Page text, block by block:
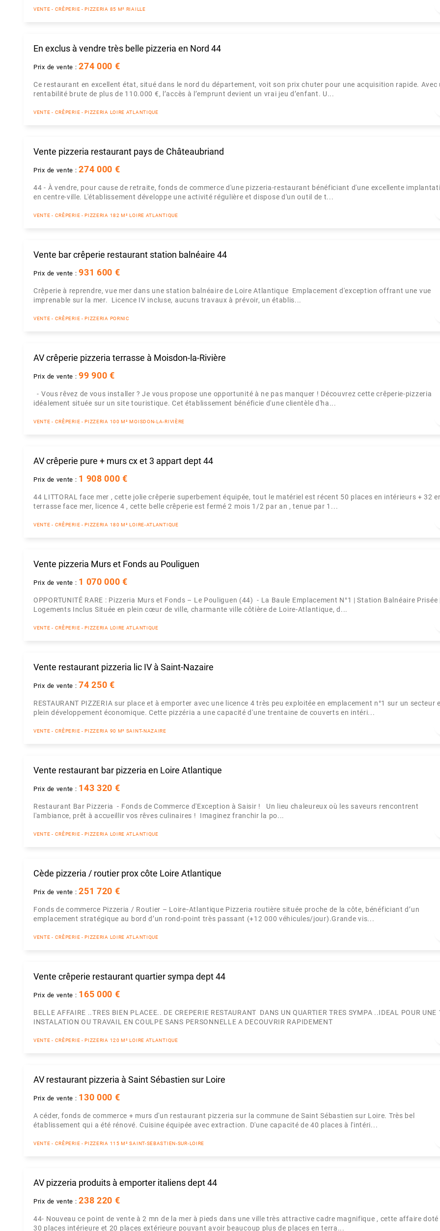
VENTE - CRÊPERIE - PIZZERIA 85 M² RIAILLE
En exclus à vendre très belle pizzeria en Nord 44
Prix de vente :274 000 €
Ce restaurant en excellent état, situé dans le nord du département, voit son prix chuter pour une acquisition rapide. Avec
rentabilité brute de plus de 110.000 €, l’accès à l’emprunt devient un vrai jeu d’enfant. U...
VENTE - CRÊPERIE - PIZZERIA LOIRE ATLANTIQUE
Vente pizzeria restaurant pays de Châteaubriand
Prix de vente :274 000 €
44 - À vendre, pour cause de retraite, fonds de commerce d'une pizzeria-restaurant bénéficiant d'une excellente
en centre-ville. L'établissement développe une activité régulière et dispose d'un outil de t...
VENTE - CRÊPERIE - PIZZERIA 182 M² LOIRE ATLANTIQUE
Vente bar crêperie restaurant station balnéaire 44
Prix de vente :931 600 €
Crêperie à reprendre, vue mer dans une station balnéaire de Loire Atlantique Emplacement d'exception offrant une vue
imprenable sur la mer. Licence IV incluse, aucuns travaux à prévoir, un établis...
VENTE - CRÊPERIE - PIZZERIA PORNIC
AV crêperie pizzeria terrasse à Moisdon-la-Rivière
Prix de vente :99 900 €
- Vous rêvez de vous installer ? Je vous propose une opportunité à ne pas manquer ! Découvrez cette crêperie-pizzeria
idéalement située sur un site touristique. Cet établissement bénéficie d'une clientèle d'ha...
VENTE - CRÊPERIE - PIZZERIA 100 M² MOISDON-LA-RIVIÈRE
AV crêperie pure + murs cx et 3 appart dept 44
Prix de vente : 1 908 000 €
44 LITTORAL face mer , cette jolie crêperie superbement équipée, tout le matériel est récent 50 places en intérieurs + 32
terrasse face mer, licence 4 , cette belle crêperie est fermé 2 mois 1/2 par an , tenue par 1...
VENTE - CRÊPERIE - PIZZERIA 180 M² LOIRE-ATLANTIQUE
Vente pizzeria Murs et Fonds au Pouliguen
Prix de vente : 1 070 000 €
OPPORTUNITÉ RARE : Pizzeria Murs et Fonds – Le Pouliguen (44) - La Baule Emplacement N°1 | Station Balnéaire Prisée
Logements Inclus Située en plein cœur de ville, charmante ville côtière de Loire-Atlantique, d...
VENTE - CRÊPERIE - PIZZERIA LOIRE ATLANTIQUE
Vente restaurant pizzeria lic IV à Saint-Nazaire
Prix de vente : 74 250 €
RESTAURANT PIZZERIA sur place et à emporter avec une licence 4 très peu exploitée en emplacement n°1 sur un secteur
plein développement économique. Cette pizzéria a une capacité d'une trentaine de couverts en intéri...
VENTE - CRÊPERIE - PIZZERIA 90 M² SAINT-NAZAIRE
Vente restaurant bar pizzeria en Loire Atlantique
Prix de vente : 143 320 €
Restaurant Bar Pizzeria - Fonds de Commerce d'Exception à Saisir ! Un lieu chaleureux où les saveurs rencontrent
l'ambiance, prêt à accueillir vos rêves culinaires ! Imaginez franchir la po...
VENTE - CRÊPERIE - PIZZERIA LOIRE ATLANTIQUE
Cède pizzeria / routier prox côte Loire Atlantique
Prix de vente :251 720 €
Fonds de commerce Pizzeria / Routier – Loire‑Atlantique Pizzeria routière située proche de la côte, bénéficiant d’un
emplacement stratégique au bord d’un rond‑point très passant (+12 000 véhicules/jour).Grande vis...
VENTE - CRÊPERIE - PIZZERIA LOIRE ATLANTIQUE
Vente crêperie restaurant quartier sympa dept 44
Prix de vente : 165 000 €
BELLE AFFAIRE ..TRES BIEN PLACEE.. DE CREPERIE RESTAURANT DANS UN QUARTIER TRES SYMPA ..IDEAL POUR UNE
INSTALATION OU TRAVAIL EN COULPE SANS PERSONNELLE A DECOUVRIR RAPIDEMENT
VENTE - CRÊPERIE - PIZZERIA 120 M² LOIRE ATLANTIQUE
AV restaurant pizzeria à Saint Sébastien sur Loire
Prix de vente : 130 000 €
A céder, fonds de commerce + murs d'un restaurant pizzeria sur la commune de Saint Sébastien sur Loire. Très bel
établissement qui a été rénové. Cuisine équipée avec extraction. D'une capacité de 40 places à l'intéri...
VENTE - CRÊPERIE - PIZZERIA 115 M² SAINT-SEBASTIEN-SUR-LOIRE
AV pizzeria produits à emporter italiens dept 44
Prix de vente :238 220 €
44- Nouveau ce point de vente à 2 mn de la mer à pieds dans une ville très attractive cadre magnifique , cette affaire doté
30 places intérieure et 20 places extérieure pouvant avoir beaucoup plus de places en terra...